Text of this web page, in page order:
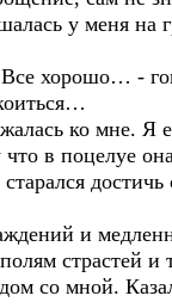
у меня на
хорошо… -
ко мне. Я
в поцелуе
и
страстей и
со мной.